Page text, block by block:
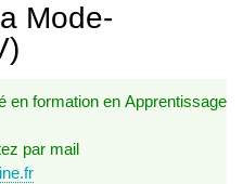
Mode-
en formation en Apprentissage
par mail